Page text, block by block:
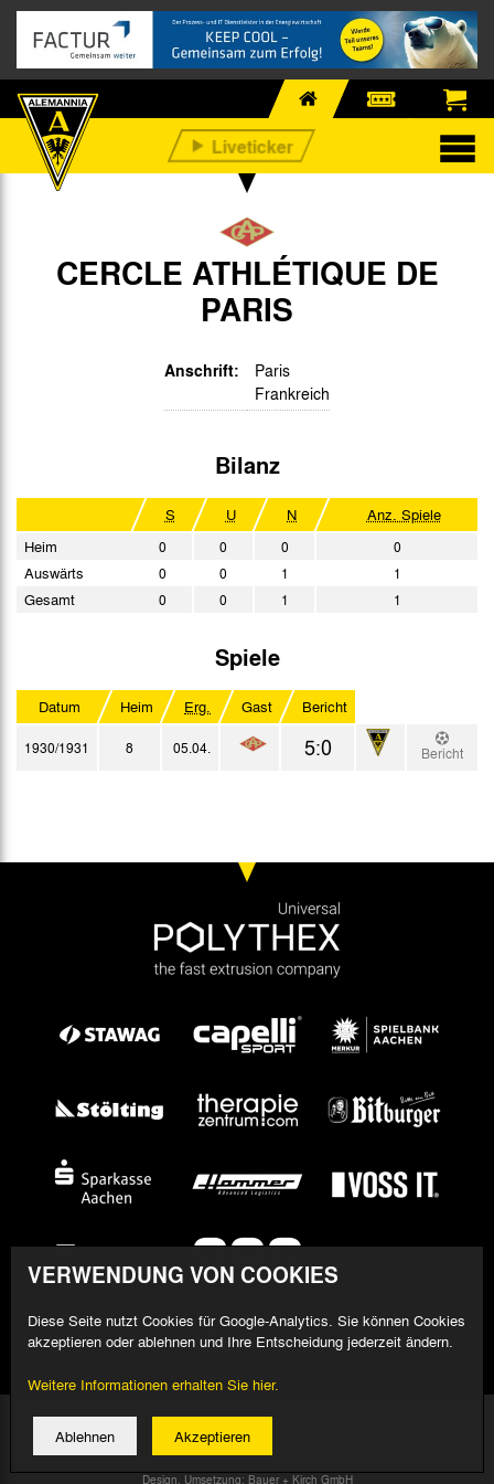
CERCLE ATHLÉTIQUE DE
PARIS
Anschrift:
Paris
Frankreich
Bilanz
S U N
Anz. Spiele
Heim
0 0 0 0
Auswärts 0 0 1 1
Gesamt 0 0 1 1
Spiele
Datum Heim Erg. Gast Bericht
1930/1931 8 05.04. 5:0 Bericht
© 2026 Alemannia Aachen - Alle Rechte vorbehalten
Impressum/Datenschutz
Design, Umsetzung: Bauer + Kirch GmbH
VERWENDUNG VON COOKIES
Diese Seite nutzt Cookies für Google-Analytics. Sie können Cookies
akzeptieren oder ablehnen und Ihre Entscheidung jederzeit ändern.
Weitere Informationen erhalten Sie hier.
Ablehnen Akzeptieren